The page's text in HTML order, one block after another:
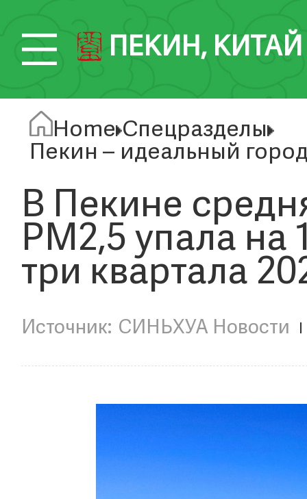
ПЕКИН, КИТАЙ
Home Спецразделы
Пекин – идеальный
В Пекине
PM2,5 упала на
три квартала
СИНЬХУА Новости